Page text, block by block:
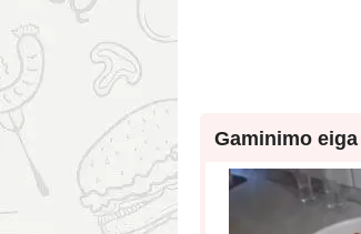
Gaminimo eiga